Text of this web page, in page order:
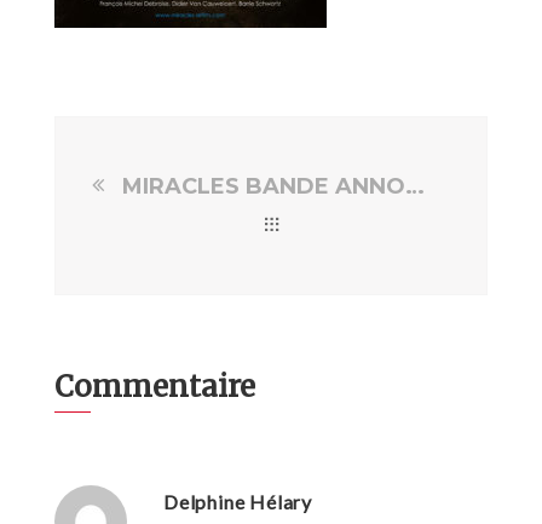
MIRACLES BANDE ANNONCE
Commentaire
Delphine Hélary